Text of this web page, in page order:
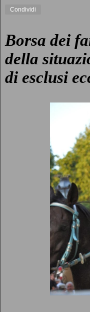
Condividi
Borsa dei
della
di esclusi